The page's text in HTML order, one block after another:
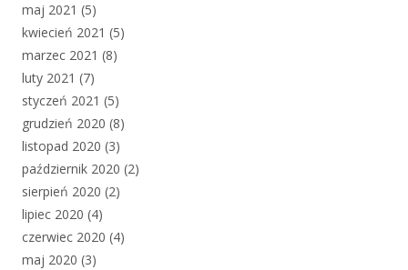
maj 2021 (5)
kwiecień 2021 (5)
marzec 2021 (8)
luty 2021 (7)
styczeń 2021 (5)
grudzień 2020 (8)
listopad 2020 (3)
październik 2020 (2)
sierpień 2020 (2)
lipiec 2020 (4)
czerwiec 2020 (4)
maj 2020 (3)